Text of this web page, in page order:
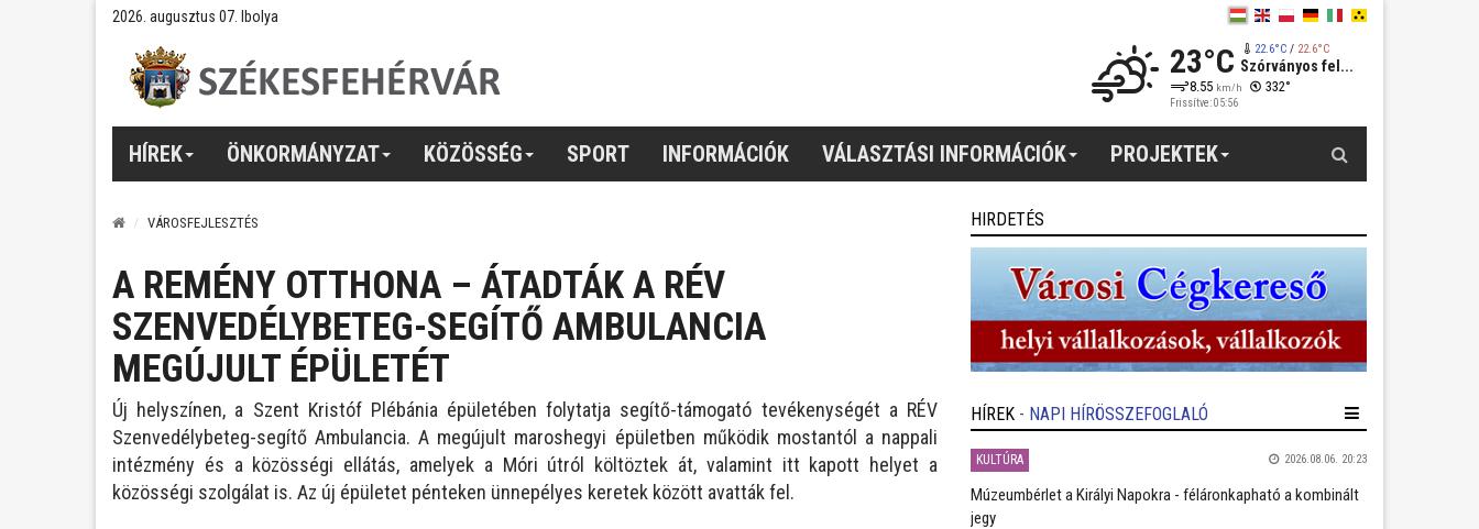
2026. augusztus 07. Ibolya
23°C 22.6°C/ 22.6°C
Szórványos fel...
8.55 km/h 332°
Frissítve: 05:56
HÍREK ÖNKORMÁNYZAT KÖZÖSSÉG SPORT INFORMÁCIÓK VÁLASZTÁSI INFORMÁCIÓK PROJEKTEK
VÁROSFEJLESZTÉS
A REMÉNY OTTHONA – ÁTADTÁK A RÉV
SZENVEDÉLYBETEG-SEGÍTŐ AMBULANCIA
MEGÚJULT ÉPÜLETÉT
Új helyszínen, a Szent Kristóf Plébánia épületében folytatja segítő-támogató tevékenységét a RÉV
Szenvedélybeteg-segítő Ambulancia. A megújult maroshegyi épületben működik mostantól a nappali
intézmény és a közösségi ellátás, amelyek a Móri útról költöztek át, valamint itt kapott helyet a
közösségi szolgálat is. Az új épületet pénteken ünnepélyes keretek között avatták fel.
HIRDETÉS
HÍREK - NAPI HÍRÖSSZEFOGLALÓ
KULTÚRA 2026.08.06. 20:23
Múzeumbérlet a Királyi Napokra - féláronkapható a kombinált
jegy